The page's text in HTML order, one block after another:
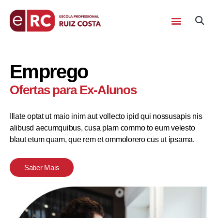
Emprego
Ofertas para Ex-Alunos
Illate optat ut maio inim aut vollecto ipid qui nossusapis nis
alibusd aecumquibus, cusa plam commo to eum velesto
blaut etum quam, que rem et ommolorero cus ut ipsama.
Saber Mais